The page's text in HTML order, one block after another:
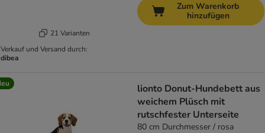
21 Varianten
Verkauf und Versand durch:
dibea
Zum Warenkorb
hinzufügen
lionto Donut-Hundebett aus
weichem Plüsch mit
rutschfester Unterseite
80 cm Durchmesser / rosa